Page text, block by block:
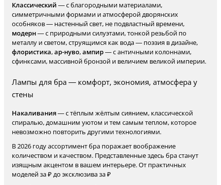
Классический — с благородными материалами,
симметричными формами и атмосферой дворянских
особняков — настенный свет, не подвластный времени,
модерн— с природными силуэтами, тонкой резьбой по
металлу и светом, струящимся как вода — поэзия в дизайне,
флористика,ар-нуво,ампир— с античными колоннами,
сфинксами, массивной бронзой и величием великой империи.
Лампы для бра — комфорт, экономия, атмосфера у
стены
Накаливания— с тёплым жёлтым сиянием, классической
спиралью, домашним уютом и тем самым теплом, которое
невозможно повторить другими технологиями.
В 2026 году ассортимент бра поражает воображение
количеством и качеством. Представленные здесь бра станут
изящным акцентом в вашем интерьере. От практичных
моделей за ₽ до эксклюзива за ₽